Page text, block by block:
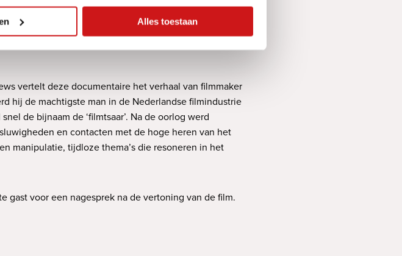
Alles toestaan
zondagmiddag 30 maart is Bouwman bij ons te gast
1975), hoofd van de afdeling Film van de NSB en
vertelt deze documentaire het verhaal van filmmaker
hij de machtigste man in de Nederlandse filmindustrie
de bijnaam de ‘filmtsaar’. Na de oorlog werd
en contacten met de hoge heren van het
manipulatie, tijdloze thema’s die resoneren in het
gast voor een nagesprek na de vertoning van de film.